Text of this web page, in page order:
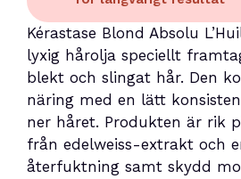
Kérastase Blond Absolu
lyxig hårolja speciellt
blekt och slingat hår. Den
näring med en lätt
ner håret. Produkten är rik
från edelweiss-extrakt och
återfuktning samt skydd